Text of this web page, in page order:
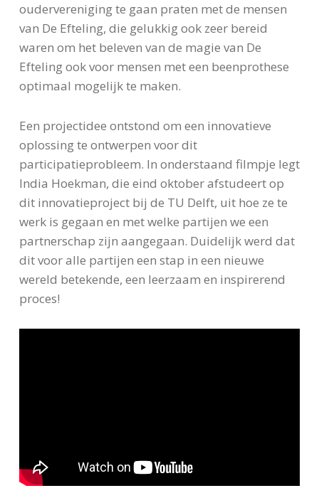
oudervereniging te gaan praten met de mensen
van De Efteling, die gelukkig ook zeer bereid
waren om het beleven van de magie van De
Efteling ook voor mensen met een beenprothese
optimaal mogelijk te maken.
Een projectidee ontstond om een innovatieve
oplossing te ontwerpen voor dit
participatieprobleem. In onderstaand filmpje legt
India Hoekman, die eind oktober afstudeert op
dit innovatieproject bij de TU Delft, uit hoe ze te
werk is gegaan en met welke partijen we een
partnerschap zijn aangegaan. Duidelijk werd dat
dit voor alle partijen een stap in een nieuwe
wereld betekende, een leerzaam en inspirerend
proces!